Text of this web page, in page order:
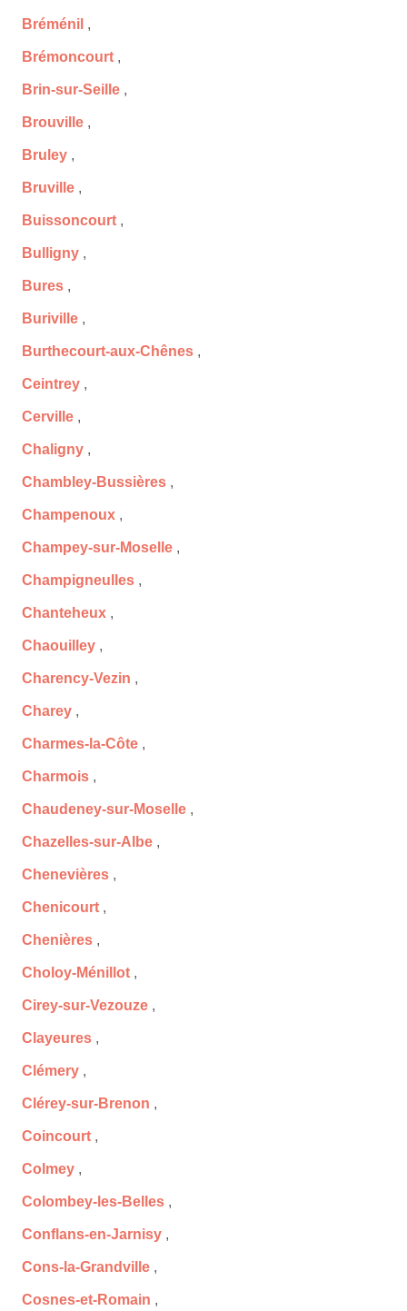
Bréménil ,
Brémoncourt ,
Brin-sur-Seille ,
Brouville ,
Bruley ,
Bruville ,
Buissoncourt ,
Bulligny ,
Bures ,
Buriville ,
Burthecourt-aux-Chênes ,
Ceintrey ,
Cerville ,
Chaligny ,
Chambley-Bussières ,
Champenoux ,
Champey-sur-Moselle ,
Champigneulles ,
Chanteheux ,
Chaouilley ,
Charency-Vezin ,
Charey ,
Charmes-la-Côte ,
Charmois ,
Chaudeney-sur-Moselle ,
Chazelles-sur-Albe ,
Chenevières ,
Chenicourt ,
Chenières ,
Choloy-Ménillot ,
Cirey-sur-Vezouze ,
Clayeures ,
Clémery ,
Clérey-sur-Brenon ,
Coincourt ,
Colmey ,
Colombey-les-Belles ,
Conflans-en-Jarnisy ,
Cons-la-Grandville ,
Cosnes-et-Romain ,